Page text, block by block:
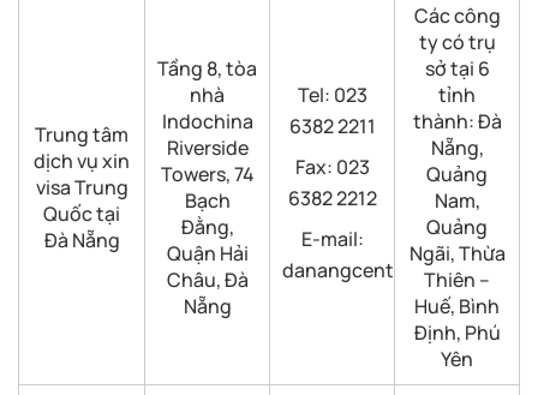
Trung tâm
dịch vụ xin
visa Trung
Quốc tại
Đà Nẵng
Tầng 8, tòa
nhà
Indochina
Riverside
Towers, 74
Bạch
Đằng,
Quận Hải
Châu, Đà
Nẵng
Tel: 023
6382 2211
Fax: 023
6382 2212
E-mail:
Các công
ty có trụ
sở tại 6
tỉnh
thành: Đà
Nẵng,
Quảng
Nam,
Quảng
Ngãi, Thừa
Thiên –
Huế, Bình
Định, Phú
Yên